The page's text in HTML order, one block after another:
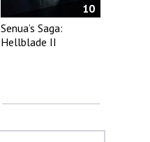
10
Senua’s Saga:
Hellblade II